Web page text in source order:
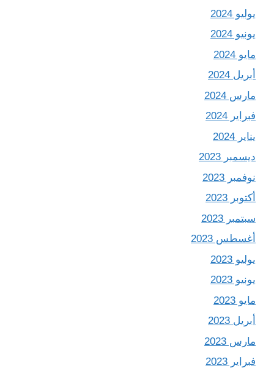
يوليو 2024
يونيو 2024
مايو 2024
أبريل 2024
مارس 2024
فبراير 2024
يناير 2024
ديسمبر 2023
نوفمبر 2023
أكتوبر 2023
سبتمبر 2023
أغسطس 2023
يوليو 2023
يونيو 2023
مايو 2023
أبريل 2023
مارس 2023
فبراير 2023